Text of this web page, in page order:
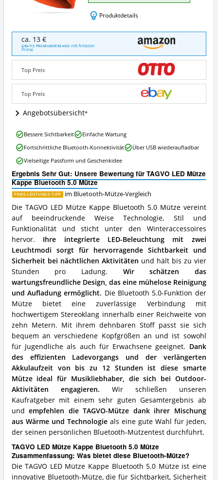
Produktdetails
TAGVO
LED
Mütze
Kappe
Bluetooth
5.0
Angebote:
Wo
ist
Bluetooth-
Mütze
erhältlich?
ca. 13 €
GRATIS PREMIUMVERSAND mit Amazon
Prime
Top Preis
Top Preis
Angebotsübersicht
Ergebnis Sehr Gut: Unsere Bewertung für TAGVO LED Mütze
Kappe Bluetooth 5.0 Mütze
PREIS-LEISTUNGS-TIPP im Bluetooth-Mütze-Vergleich
Die TAGVO LED Mütze Kappe Bluetooth 5.0 Mütze vereint
auf beeindruckende Weise Technologie, Stil und
Funktionalität und sticht unter den Winteraccessoires
hervor. Ihre integrierte LED-Beleuchtung mit zwei
Leuchtmodi sorgt für hervorragende Sichtbarkeit und
Sicherheit bei nächtlichen Aktivitäten und hält bis zu vier
Stunden pro Ladung. Wir schätzen das
wartungsfreundliche Design, das eine mühelose Reinigung
und Aufladung ermöglicht. Die Bluetooth 5.0-Funktion der
Mütze bietet eine zuverlässige Verbindung mit
hochwertigem Stereoklang innerhalb einer Reichweite von
zehn Metern. Mit ihrem dehnbaren Stoff passt sie sich
bequem an verschiedene Kopfgrößen an und ist sowohl
für Jugendliche als auch für Erwachsene geeignet. Dank
des effizienten Ladevorgangs und der verlängerten
Akkulaufzeit von bis zu 12 Stunden ist diese smarte
Mütze ideal für Musikliebhaber, die sich bei Outdoor-
Aktivitäten engagieren. Wir schließen unseren
Kaufratgeber mit einem sehr guten Gesamtergebnis ab
undempfehlen die TAGVO-Mütze dank ihrer Mischung
aus Wärme und Technologieals eine gute Wahl für jeden,
der seinen persönlichen Bluetooth-Mützentest durchführt.
TAGVO LED Mütze Kappe Bluetooth 5.0 Mütze
Zusammenfassung: Was bietet diese Bluetooth-Mütze?
Die TAGVO LED Mütze Kappe Bluetooth 5.0 Mütze ist eine
innovative Bluetooth-Mütze, die für Sichtbarkeit, Sicherheit
TAGVO
LED
Mütze
Kappe
Bluetooth
5.0
Mütze
Vorteile:
Was
spricht
für
diese
Bluetooth-
Mütze?
Bessere Sichtbarkeit
Einfache Wartung
Fortschrittliche Bluetooth-Konnektivität
Über USB wiederaufladbar
Vielseitige Passform und Geschenkidee